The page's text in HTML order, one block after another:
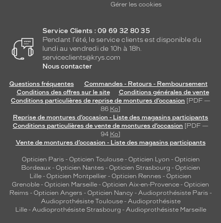
Gérer les cookies
Service Clients : 09 69 32 80 35
Pendant l'été, le service clients est disponible du
lundi au vendredi de 10h à 18h.
serviceclients@krys.com
Nous contacter
Questions fréquentes
Commandes - Retours - Remboursement
Conditions des offres sur le site
Conditions générales de vente
Conditions particulières de reprise de montures d’occasion [PDF —
86 Ko]
Reprise de montures d’occasion - Liste des magasins participants
Conditions particulières de vente de montures d’occasion [PDF —
94 Ko]
Vente de montures d’occasion - Liste des magasins participants
Opticien Paris - Opticien Toulouse- Opticien Lyon - Opticien
Bordeaux- Opticien Nantes - Opticien Strasbourg - Opticien
Lille - Opticien Montpellier - Opticien Rennes - Opticien
Grenoble - Opticien Marseille - Opticien Aix-en-Provence - Opticien
Reims - Opticien Angers - Opticien Nancy - Audioprothésiste Paris -
Audioprothésiste Toulouse- Audioprothésiste
Lille- Audioprothésiste Strasbourg - Audioprothésiste Marseille